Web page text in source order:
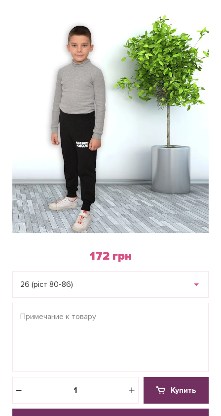
Оптовикам
Контакты
Пн-Пт: с 8.00 до 17.00
(097) 779 44 39
Виктория
(097) 779 44 39
sofiyatextil@gmail.com
г. Горишние Плавни, ул. Строна 3, 2 этаж, София Текстиль
172 грн
26 (ріст 80-86)
Купить